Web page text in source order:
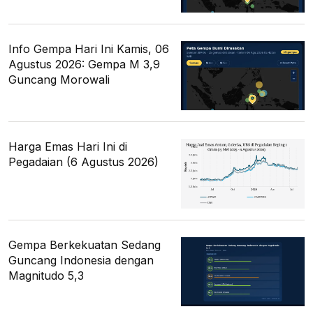
Info Gempa Hari Ini Kamis, 06
Agustus 2026: Gempa M 3,9
Guncang Morowali
Harga Emas Hari Ini di
Pegadaian (6 Agustus 2026)
Gempa Berkekuatan Sedang
Guncang Indonesia dengan
Magnitudo 5,3